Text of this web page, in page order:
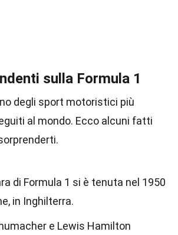
sulla Formula 1
degli sport motoristici più
al mondo. Ecco alcuni fatti
di Formula 1 si è tenuta nel 1950
in Inghilterra.
e Lewis Hamilton